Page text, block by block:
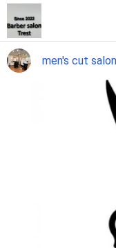
men's cut